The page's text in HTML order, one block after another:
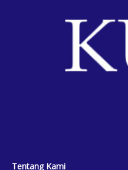
Tentang Kami